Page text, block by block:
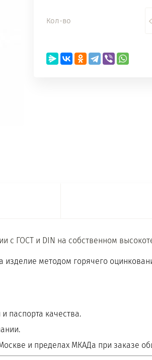
Кол-во
с ГОСТ и DIN на собственном
методом горячего
паспорта качества.
и пределах МКАДа при заказе